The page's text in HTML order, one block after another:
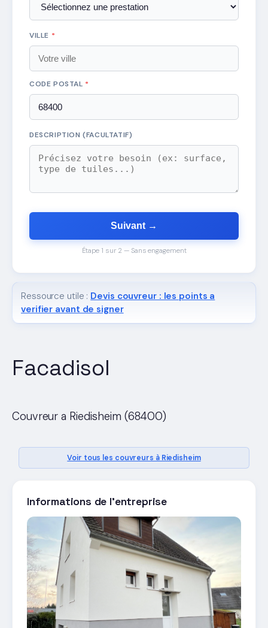
Facadisol
Couvreur a Riedisheim (68400)
Voir tous les couvreurs à Riedisheim
Informations de l'entreprise
VILLE *
CODE POSTAL *
DESCRIPTION (FACULTATIF)
Suivant →
Étape 1 sur 2 — Sans engagement
Ressource utile : Devis couvreur : les points a
verifier avant de signer